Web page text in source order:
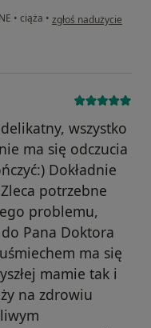
• ciąża • w opinii użytkownika
zgłoś nadużycie
wszystko
ma się odczucia
Dokładnie
potrzebne
problemu,
Pana Doktora
ma się
mamie tak i
na zdrowiu